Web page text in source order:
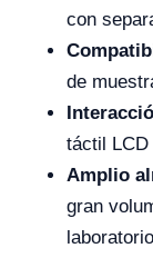
con
de
táctil
Amplio
gran